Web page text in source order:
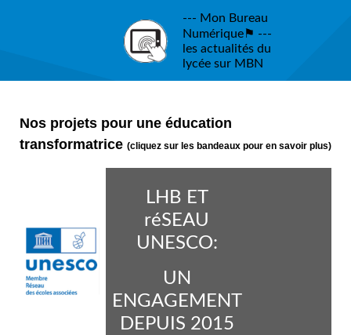
--- Mon Bureau
Numérique⚑ ---
les actualités du
lycée sur MBN
Nos projets pour une éducation
transformatrice (cliquez sur les bandeaux pour en savoir plus)
LHB ET
réSEAU
UNESCO:
UN
ENGAGEMENT
DEPUIS 2015